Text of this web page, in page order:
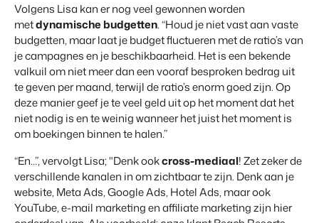
Volgens Lisa kan er nog veel gewonnen worden
metdynamische budgetten. “Houd je niet vast aan vaste
budgetten, maar laat je budget fluctueren met de ratio’s van
je campagnes en je beschikbaarheid. Het is een bekende
valkuil om niet meer dan een vooraf besproken bedrag uit
te geven per maand, terwijl de ratio’s enorm goed zijn. Op
deze manier geef je te veel geld uit op het moment dat het
niet nodig is en te weinig wanneer het juist het moment is
om boekingen binnen te halen.”
“En…”, vervolgt Lisa; "Denk ookcross-mediaal! Zet zeker de
verschillende kanalen in om zichtbaar te zijn. Denk aan je
website, Meta Ads, Google Ads, Hotel Ads, maar ook
YouTube, e-mail marketing en affiliate marketing zijn hier